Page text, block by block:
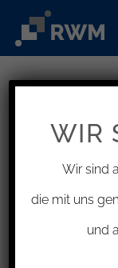
Inhalt
springen
WIR
Wir sind
die mit uns
und